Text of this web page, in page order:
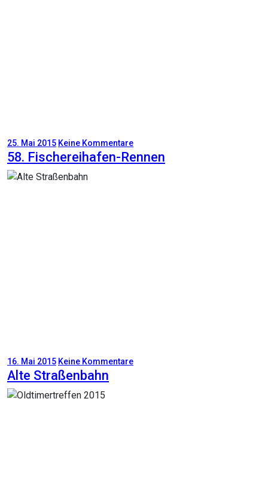
25. Mai 2015 Keine Kommentare
58. Fischereihafen-Rennen
16. Mai 2015 Keine Kommentare
Alte Straßenbahn